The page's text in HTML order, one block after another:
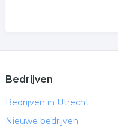
Bedrijven
Bedrijven in Utrecht
Nieuwe bedrijven